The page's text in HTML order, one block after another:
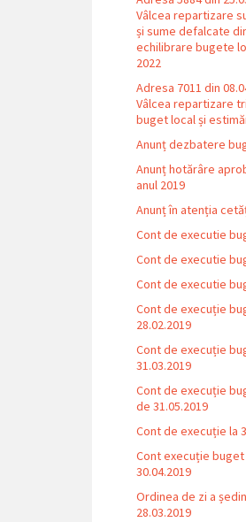
Vâlcea repartizare
și sume defalcate
echilibrare bugete
2022
Adresa 7011 din
Vâlcea repartizare
buget local și
Anunț dezbatere
Anunț hotărâre
anul 2019
Anunț în atenția
Cont de executie
Cont de executie
Cont de executie
Cont de execuție
28.02.2019
Cont de execuție
31.03.2019
Cont de execuție
de 31.05.2019
Cont de execuție la
Cont execuție buget
30.04.2019
Ordinea de zi a
28.03.2019